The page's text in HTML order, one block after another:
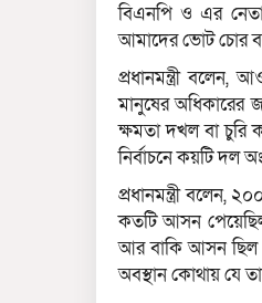
বিএনপি ও এর
আমাদের ভোট চোর
প্রধানমন্ত্রী
মানুষের
ক্ষমতা দখল বা চুরি
নির্বাচনে কয়টি দল
প্রধানমন্ত্রী বলেন,
কতটি আসন
আর বাকি আসন ছিল
অবস্থান কোথায় যে